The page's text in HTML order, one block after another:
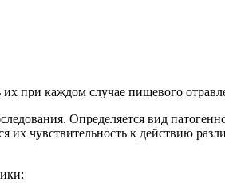
при каждом случае пищевого
Определяется вид
их чувствительность к действию